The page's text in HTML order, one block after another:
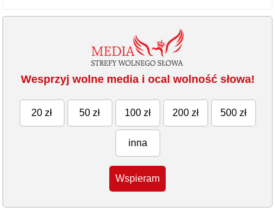
Wesprzyj wolne media i ocal wolność słowa!
20 zł 50 zł 100 zł 200 zł 500 zł
inna
Wspieram